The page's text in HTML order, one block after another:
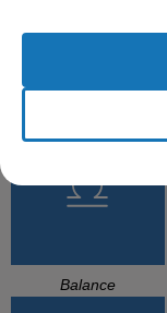
Balance